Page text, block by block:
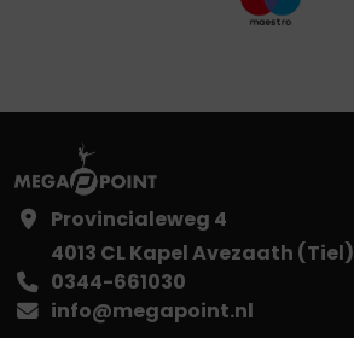
Provincialeweg 4
4013 CL Kapel Avezaath (Tiel)
0344-661030
info@megapoint.nl